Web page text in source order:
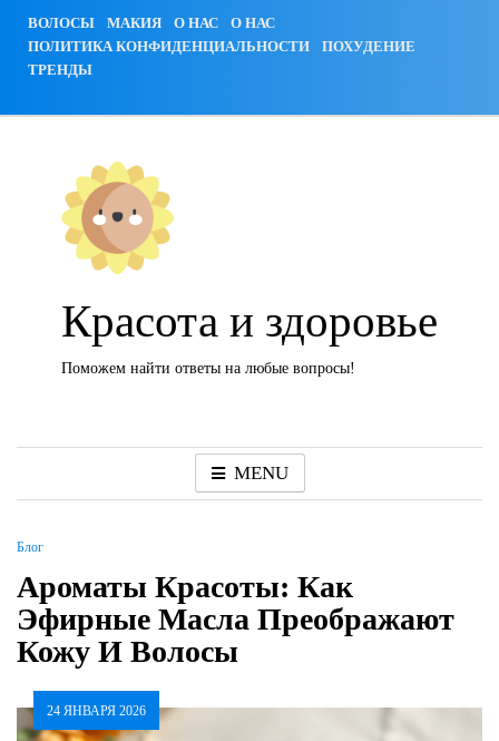
ВОЛОСЫ МАКИЯ О НАС
О НАС
ПОЛИТИКА КОНФИДЕНЦИАЛЬНОСТИ
ПОХУДЕНИЕ
ТРЕНДЫ
Красота и здоровье
Поможем найти ответы на любые вопросы!
MENU
Блог
Ароматы Красоты: Как
Эфирные Масла Преображают
Кожу И Волосы
24 ЯНВАРЯ 2026